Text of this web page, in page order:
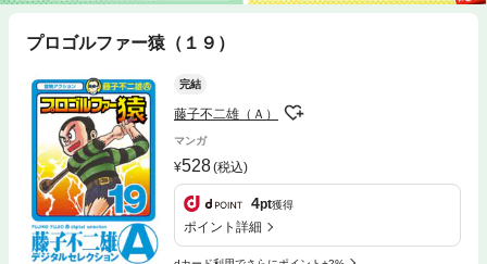
プロゴルファー猿（１９）
完結
藤子不二雄（Ａ）
マンガ
528(税込)
4pt獲得
ポイント詳細